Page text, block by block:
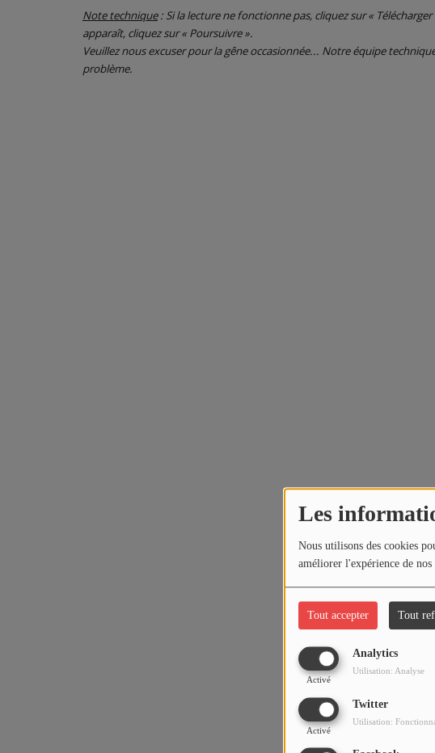
Les
Nous utilisons des cookies
améliorer l'expérience de
Tout accepter Tout
Analytics
Activé
Utilisation: Analyse
Twitter
Activé
Utilisation:
PARTENAIRESNote technique: Si la lecture ne fonctionne pas, cliquez sur «
apparaît, cliquez sur « Poursuivre ».
Veuillez nous excuser pour la gêne occasionnée... Notre équipe
problème.